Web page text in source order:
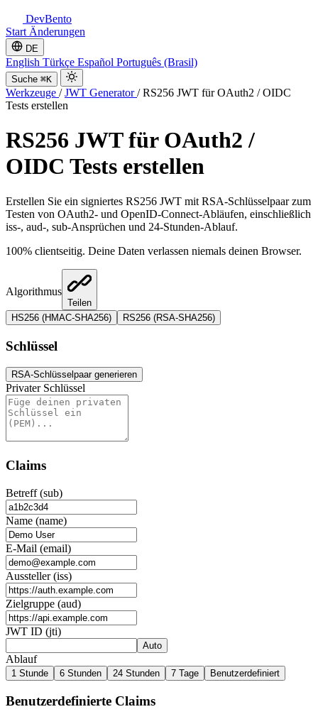
DevBento
Start Änderungen
DE
English Türkçe Español Português (Brasil)
Suche ⌘K
Werkzeuge / JWT Generator/ RS256 JWT für OAuth2 / OIDC
Tests erstellen
RS256 JWT für OAuth2 /
OIDC Tests erstellen
Erstellen Sie ein signiertes RS256 JWT mit RSA-Schlüsselpaar zum
Testen von OAuth2- und OpenID-Connect-Abläufen, einschließlich
iss-, aud-, sub-Ansprüchen und 24-Stunden-Ablauf.
100% clientseitig. Deine Daten verlassen niemals deinen Browser.
Algorithmus
Teilen
HS256 (HMAC-SHA256)
RS256 (RSA-SHA256)
Schlüssel
RSA-Schlüsselpaar generieren
Privater Schlüssel
Claims
Betreff (sub)
Name (name)
E-Mail (email)
Aussteller (iss)
Zielgruppe (aud)
JWT ID (jti)
Auto
Ablauf
1 Stunde 6 Stunden 24 Stunden 7 Tage Benutzerdefiniert
Benutzerdefinierte Claims